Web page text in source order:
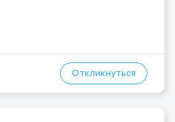
— Стабильный поток
Откликнуться